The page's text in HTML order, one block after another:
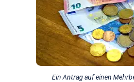
Ein Antrag auf einen